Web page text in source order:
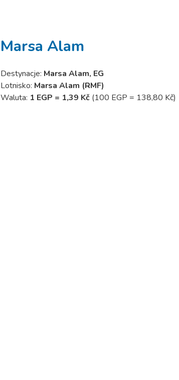
Marsa Alam
Destynacje: Marsa Alam, EG
Lotnisko: Marsa Alam (RMF)
Waluta: 1 EGP = 1,39 Kč (100 EGP = 138,80 Kč)